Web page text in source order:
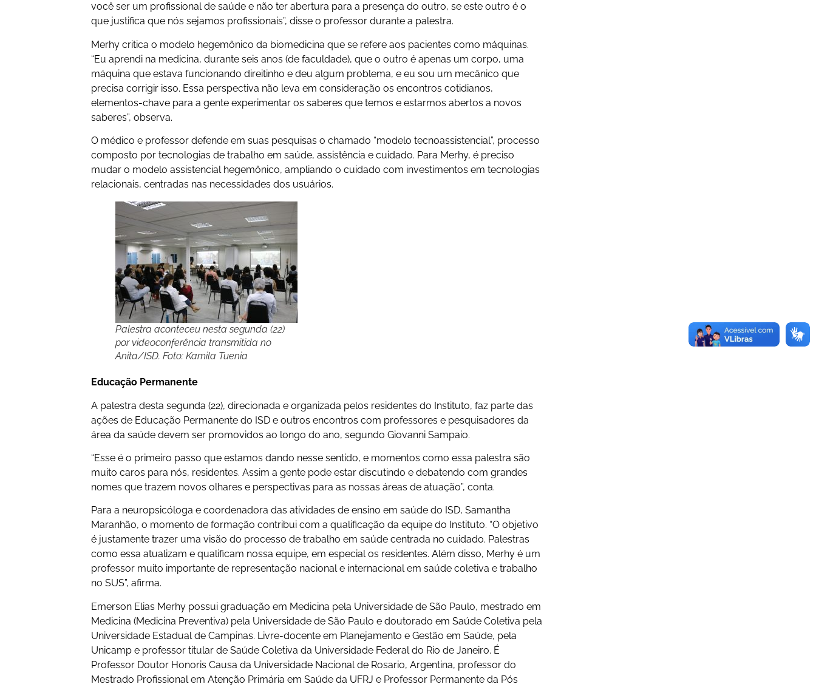
você ser um profissional de saúde e não ter abertura para a presença do outro, se este outro é o
que justifica que nós sejamos profissionais”, disse o professor durante a palestra.
Merhy critica o modelo hegemônico da biomedicina que se refere aos pacientes como máquinas.
“Eu aprendi na medicina, durante seis anos (de faculdade), que o outro é apenas um corpo, uma
máquina que estava funcionando direitinho e deu algum problema, e eu sou um mecânico que
precisa corrigir isso. Essa perspectiva não leva em consideração os encontros cotidianos,
elementos-chave para a gente experimentar os saberes que temos e estarmos abertos a novos
saberes”, observa.
O médico e professor defende em suas pesquisas o chamado “modelo tecnoassistencial”, processo
composto por tecnologias de trabalho em saúde, assistência e cuidado. Para Merhy, é preciso
mudar o modelo assistencial hegemônico, ampliando o cuidado com investimentos em tecnologias
relacionais, centradas nas necessidades dos usuários.
Palestra aconteceu nesta segunda (22)
por videoconferência transmitida no
Anita/ISD. Foto: Kamila Tuenia
Educação Permanente
A palestra desta segunda (22), direcionada e organizada pelos residentes do Instituto, faz parte das
ações de Educação Permanente do ISD e outros encontros com professores e pesquisadores da
área da saúde devem ser promovidos ao longo do ano, segundo Giovanni Sampaio.
“Esse é o primeiro passo que estamos dando nesse sentido, e momentos como essa palestra são
muito caros para nós, residentes. Assim a gente pode estar discutindo e debatendo com grandes
nomes que trazem novos olhares e perspectivas para as nossas áreas de atuação”, conta.
Para a neuropsicóloga e coordenadora das atividades de ensino em saúde do ISD, Samantha
Maranhão, o momento de formação contribui com a qualificação da equipe do Instituto. “O objetivo
é justamente trazer uma visão do processo de trabalho em saúde centrada no cuidado. Palestras
como essa atualizam e qualificam nossa equipe, em especial os residentes. Além disso, Merhy é um
professor muito importante de representação nacional e internacional em saúde coletiva e trabalho
no SUS”, afirma.
Emerson Elias Merhy possui graduação em Medicina pela Universidade de São Paulo, mestrado em
Medicina (Medicina Preventiva) pela Universidade de São Paulo e doutorado em Saúde Coletiva pela
Universidade Estadual de Campinas. Livre-docente em Planejamento e Gestão em Saúde, pela
Unicamp e professor titular de Saúde Coletiva da Universidade Federal do Rio de Janeiro. É
Professor Doutor Honoris Causa da Universidade Nacional de Rosario, Argentina, professor do
Mestrado Profissional em Atenção Primária em Saúde da UFRJ e Professor Permanente da Pós